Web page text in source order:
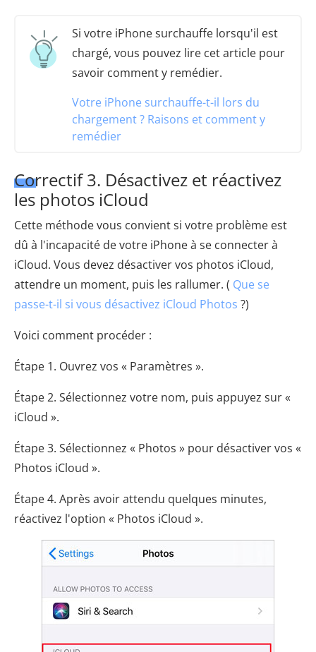
Si votre iPhone surchauffe lorsqu'il est
chargé, vous pouvez lire cet article pour
savoir comment y remédier.
Votre iPhone surchauffe-t-il lors du
chargement ? Raisons et comment y
remédier
Correctif 3. Désactivez et réactivez
les photos iCloud
Cette méthode vous convient si votre problème est
dû à l'incapacité de votre iPhone à se connecter à
iCloud. Vous devez désactiver vos photos iCloud,
attendre un moment, puis les rallumer. ( Que se
passe-t-il si vous désactivez iCloud Photos ?)
Voici comment procéder :
Étape 1. Ouvrez vos « Paramètres ».
Étape 2. Sélectionnez votre nom, puis appuyez sur «
iCloud ».
Étape 3. Sélectionnez « Photos » pour désactiver vos «
Photos iCloud ».
Étape 4. Après avoir attendu quelques minutes,
réactivez l'option « Photos iCloud ».